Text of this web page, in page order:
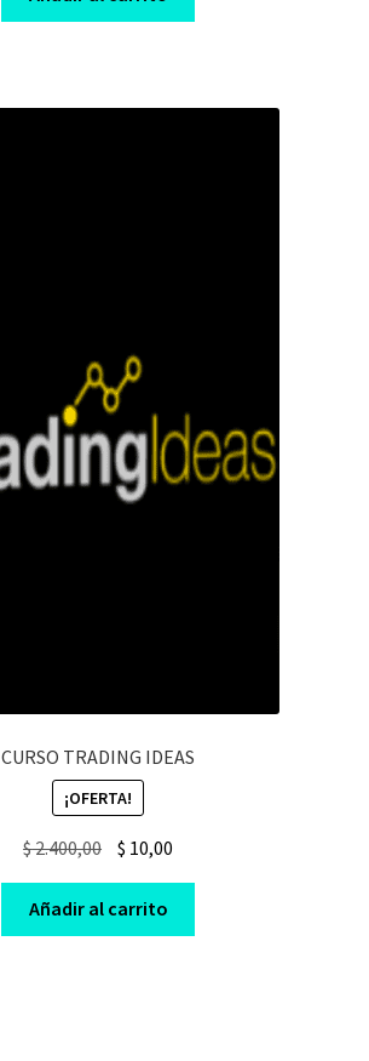
$ 85,00. $ 10,00.
CURSO TRADING IDEAS
¡OFERTA!
$2.400,00
Original
was:
$ 2.400,00.
$ 10,00Current
$ 10,00.
Añadir al carrito